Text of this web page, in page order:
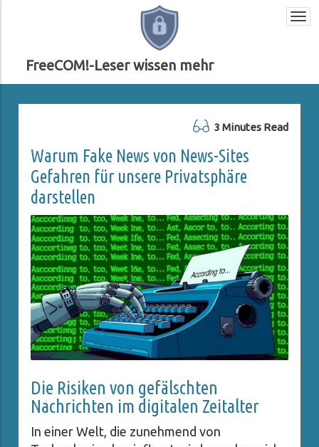
FreeCOM!-Leser wissen mehr
3 Minutes Read
Warum Fake News von News-Sites
Gefahren für unsere Privatsphäre
darstellen
Die Risiken von gefälschten
Nachrichten im digitalen Zeitalter
In einer Welt, die zunehmend von